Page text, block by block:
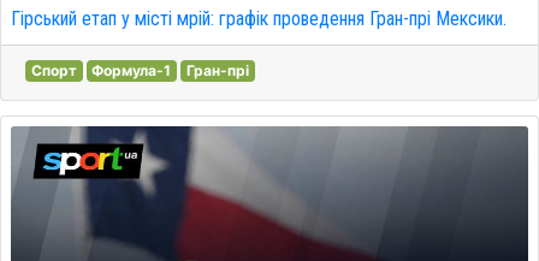
Гірський етап у місті мрій: графік проведення Гран-прі Мексики.
Спорт Формула-1 Гран-прі